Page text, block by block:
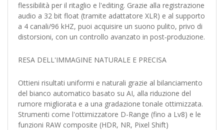
flessibilità per il ritaglio e l'editing. Grazie alla registrazione
audio a 32 bit float (tramite adattatore XLR) e al supporto
a 4 canali/96 kHZ, puoi acquisire un suono pulito, privo di
distorsioni, con un controllo avanzato in post‑produzione.
RESA DELL'IMMAGINE NATURALE E PRECISA
Ottieni risultati uniformi e naturali grazie al bilanciamento
del bianco automatico basato su AI, alla riduzione del
rumore migliorata e a una gradazione tonale ottimizzata.
Strumenti come l'ottimizzatore D-Range (fino a Lv8) e le
funzioni RAW composite (HDR, NR, Pixel Shift)